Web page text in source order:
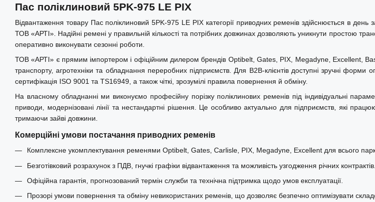
• Стабільна передача обертання
• Низький рівень шуму та вібрацій
• Висока гнучкість для компактних приводів
• Стійкість до зносу та навантажень
• Надійна робота у промислових умовах
Про виробника
PIX − міжнародний виробник приводних ременів із понад 40-річним досвідом, що
спеціалізується на рішеннях для промисловості, сільського господарства та побутової техніки.
Серія поліклинових ременів PIX X'ceed забезпечує високу ефективність, довговічність та
стабільну роботу навіть у складних умовах експлуатації.
Пас поліклиновий 5PK-975 LE PIX
Відвантаження товару Пас поліклиновий 5PK-975 LE PIX категорії приводних ременів здійснюється в день
ТОВ «АРТІ». Надійні ремені у правильній кількості та потрібних довжинах дозволяють уникнути простою
оперативно виконувати сезонні роботи.
ТОВ «АРТІ» є прямим імпортером і офіційним дилером брендів Optibelt, Gates, PIX, Megadyne, Excellent,
транспорту, агротехніки та обладнання переробних підприємств. Для B2B-клієнтів доступні зручні
сертифікація ISO 9001 та TS16949, а також чіткі, зрозумілі правила повернення й обміну.
На власному обладнанні ми виконуємо професійну порізку поліклинових ременів під індивідуальні
приводи, модернізовані лінії та нестандартні рішення. Це особливо актуально для підприємств, які
тримаючи зайві довжини.
Комерційні умови постачання приводних ременів
Комплексне укомплектування ременями Optibelt, Gates, Carlisle, PIX, Megadyne, Excellent для всього
Безготівковий розрахунок з ПДВ, гнучкі графіки відвантаження та можливість узгодження річних контрактів.
Офіційна гарантія, прогнозований термін служби та технічна підтримка щодо умов експлуатації.
Прозорі умови повернення та обміну невикористаних ременів, що дозволяє безпечно оптимізувати